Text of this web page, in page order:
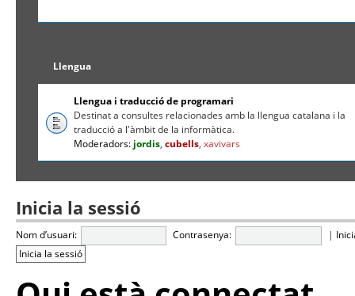
Llengua
Llengua i traducció de programari
Destinat a consultes relacionades amb la llengua catalana i la
traducció a l'àmbit de la informàtica.
Moderadors: jordis,cubells,xavivars
Inicia la sessió
Nom d’usuari: Contrasenya: |